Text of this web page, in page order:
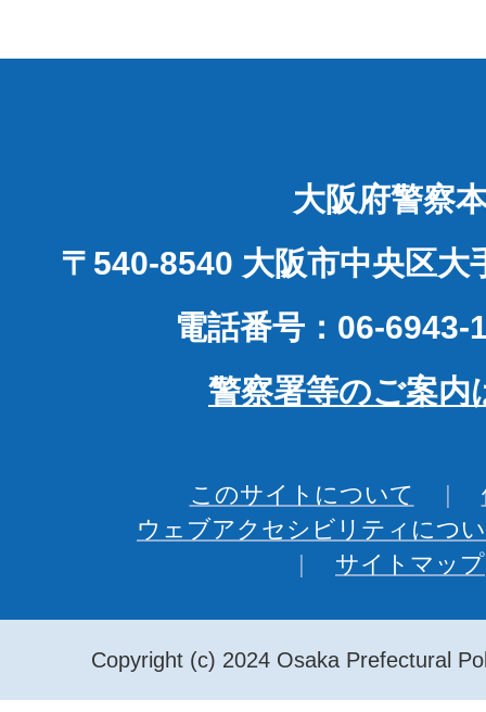
大阪府警察
〒540-8540 大阪市中央区大
電話番号：06-6943-
警察署等のご案内
このサイトについて
ウェブアクセシビリティにつ
サイトマップ
Copyright (c) 2024 Osaka Prefectural